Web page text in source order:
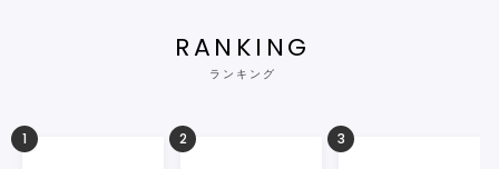
RANKING
ランキング
1 2 3